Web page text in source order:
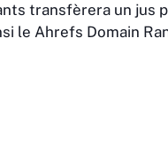
transfèrera un jus
le Ahrefs Domain